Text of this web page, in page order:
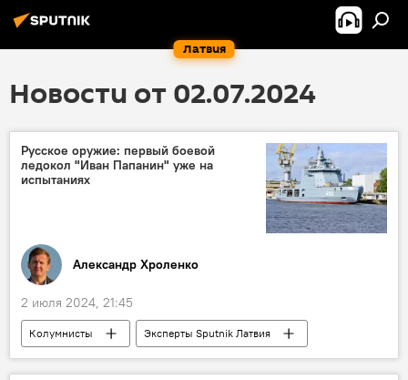
Латвия
Новости от 02.07.2024
Русское оружие: первый боевой
ледокол "Иван Папанин" уже на
испытаниях
Александр Хроленко
2 июля 2024, 21:45
Колумнисты
Эксперты Sputnik Латвия
Россия
ВМФ РФ
безопасность